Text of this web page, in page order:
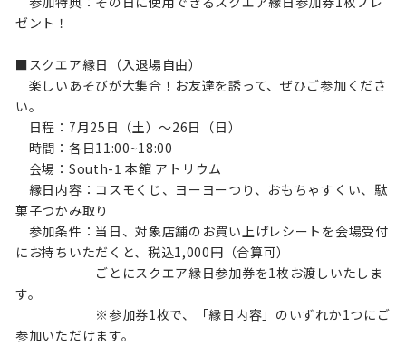
ゼント！
■スクエア縁日（入退場自由）
楽しいあそびが大集合！お友達を誘って、ぜひご参加くださ
い。
日程：7月25日（土）～26日（日）
時間：各日11:00~18:00
会場：South-1 本館 アトリウム
縁日内容：コスモくじ、ヨーヨーつり、おもちゃすくい、駄
菓子つかみ取り
参加条件：当日、対象店舗のお買い上げレシートを会場受付
にお持ちいただくと、税込1,000円（合算可）
ごとにスクエア縁日参加券を1枚お渡しいたしま
す。
※参加券1枚で、「縁日内容」のいずれか1つにご
参加いただけます。